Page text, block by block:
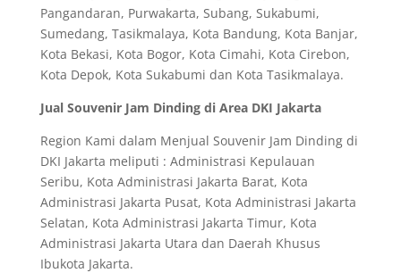
Pangandaran, Purwakarta, Subang, Sukabumi,
Sumedang, Tasikmalaya, Kota Bandung, Kota Banjar,
Kota Bekasi, Kota Bogor, Kota Cimahi, Kota Cirebon,
Kota Depok, Kota Sukabumi dan Kota Tasikmalaya.
Jual Souvenir Jam Dinding di Area DKI Jakarta
Region Kami dalam Menjual Souvenir Jam Dinding di
DKI Jakarta meliputi : Administrasi Kepulauan
Seribu, Kota Administrasi Jakarta Barat, Kota
Administrasi Jakarta Pusat, Kota Administrasi Jakarta
Selatan, Kota Administrasi Jakarta Timur, Kota
Administrasi Jakarta Utara dan Daerah Khusus
Ibukota Jakarta.